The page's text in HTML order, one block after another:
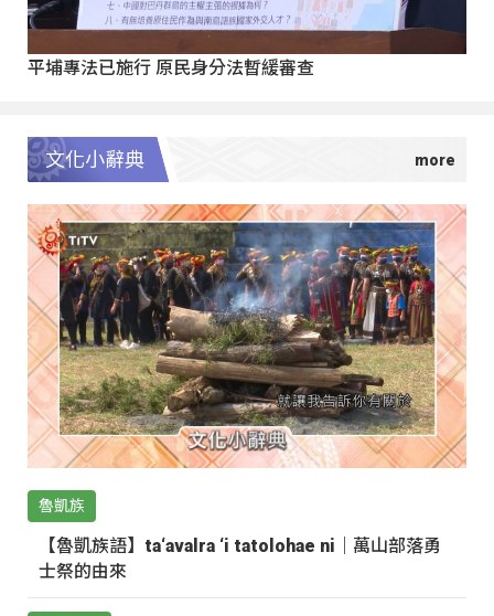
平埔專法已施行 原民身分法暫緩審查
文化小辭典
魯凱族
【魯凱族語】ta‘avalra ‘i tatolohae ni｜萬山部落勇
士祭的由來